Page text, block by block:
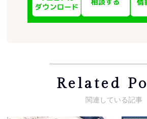
Related